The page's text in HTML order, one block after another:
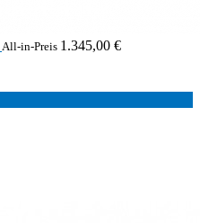
All-in-Preis 1.345,00 €